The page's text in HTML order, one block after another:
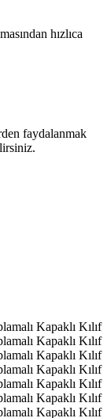
hızlıca
faydalanmak